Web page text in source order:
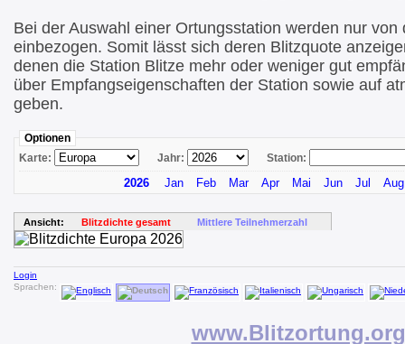
Bei der Auswahl einer Ortungsstation werden nur
einbezogen. Somit lässt sich deren Blitzquote
denen die Station Blitze mehr oder weniger gut
über Empfangseigenschaften der Station sowie auf
geben.
Optionen
Karte:
Jahr: Station:
2026 Jan Feb Mar Apr Mai Jun Jul Aug
Ansicht: Blitzdichte gesamt Mittlere Teilnehmerzahl
Login
Sprachen:
www.Blitzortung.org